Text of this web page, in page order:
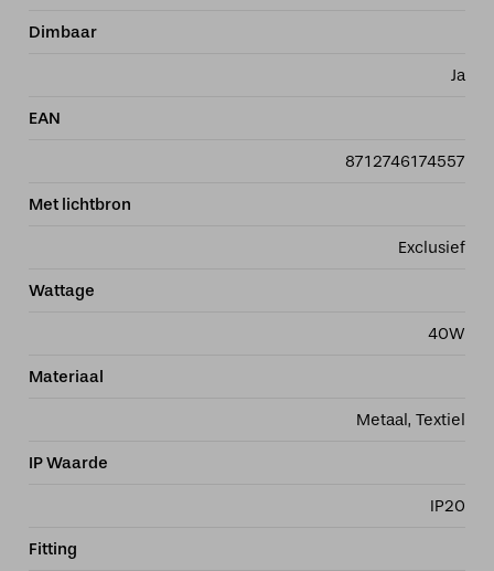
Dimbaar
Ja
EAN
8712746174557
Met lichtbron
Exclusief
Wattage
40W
Materiaal
Metaal, Textiel
IP Waarde
IP20
Fitting